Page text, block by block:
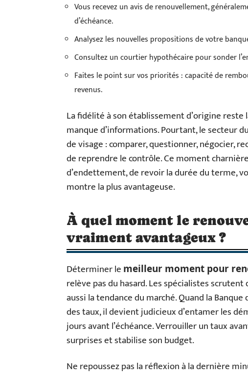
Vous recevez un avis de renouvellement,
d’échéance.
Analysez les nouvelles propositions de votre
Consultez un courtier hypothécaire pour sonder
Faites le point sur vos priorités : capacité de
revenus.
La fidélité à son établissement d’origine reste
manque d’informations. Pourtant, le secteur
de visage : comparer, questionner, négocier,
de reprendre le contrôle. Ce moment
d’endettement, de revoir la durée du terme,
montre la plus avantageuse.
À quel moment le
vraiment avantageux ?
Déterminer le meilleur moment pour
relève pas du hasard. Les spécialistes
aussi la tendance du marché. Quand la
des taux, il devient judicieux d’entamer les
jours avant l’échéance. Verrouiller un taux
surprises et stabilise son budget.
Ne repoussez pas la réflexion à la dernière